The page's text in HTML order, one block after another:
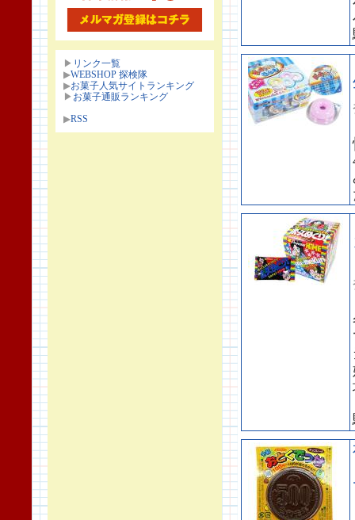
▶ リンク一覧
▶WEBSHOP 探検隊
▶お菓子人気サイトランキング
▶ お菓子通販ランキング
▶RSS